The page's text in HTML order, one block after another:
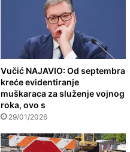
Vučić NAJAVIO: Od septembra
kreće evidentiranje
muškaraca za služenje vojnog
roka, ovo s
29/01/2026